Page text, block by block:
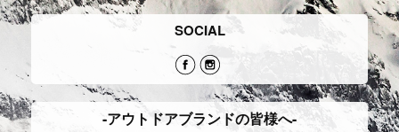
SOCIAL
-アウトドアブランドの皆様へ-